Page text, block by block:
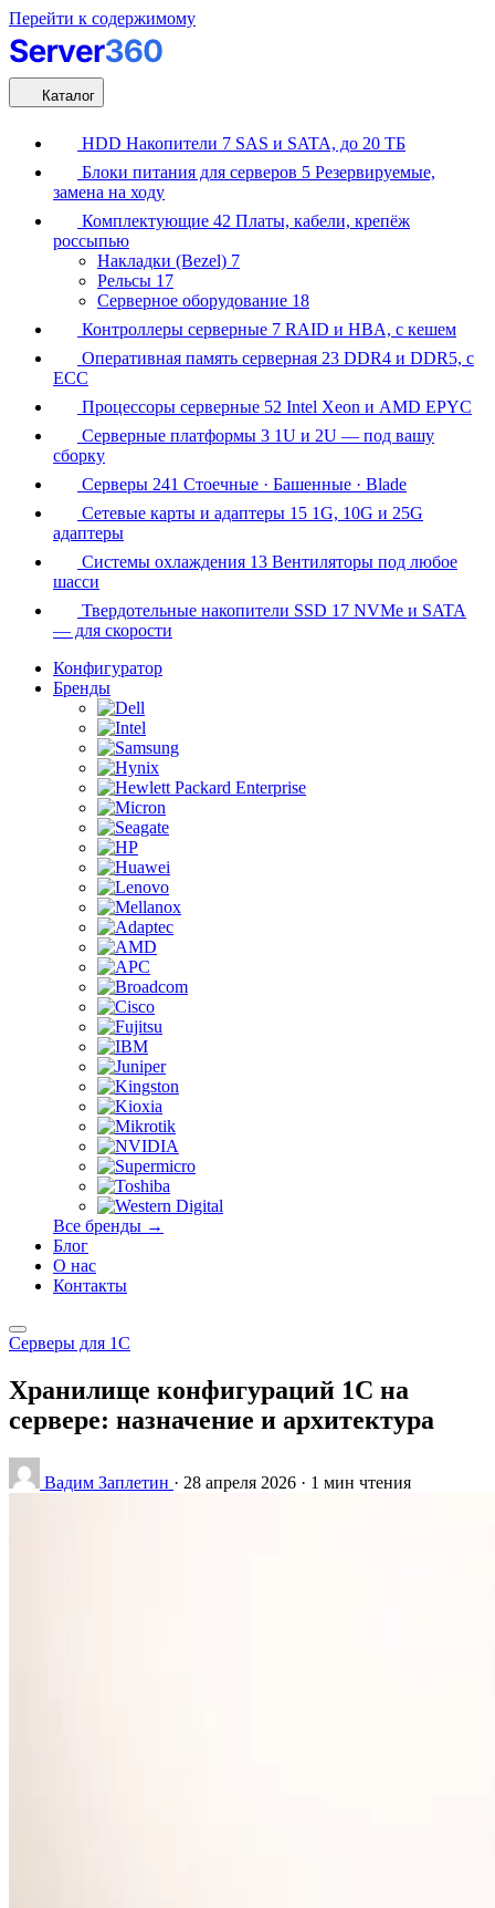
Перейти к содержимому
Каталог
HDD Накопители 7 SAS и SATA, до 20 ТБ
Блоки питания для серверов 5 Резервируемые,
замена на ходу
Комплектующие 42 Платы, кабели, крепёж
россыпью
Накладки (Bezel) 7
Рельсы 17
Серверное оборудование 18
Контроллеры серверные 7 RAID и HBA, с кешем
Оперативная память серверная 23 DDR4 и DDR5, с
ECC
Процессоры серверные 52 Intel Xeon и AMD EPYC
Серверные платформы 3 1U и 2U — под вашу
сборку
Серверы 241 Стоечные · Башенные · Blade
Сетевые карты и адаптеры 15 1G, 10G и 25G
адаптеры
Системы охлаждения 13 Вентиляторы под любое
шасси
Твердотельные накопители SSD 17 NVMe и SATA
— для скорости
Конфигуратор
Бренды
Все бренды →
Блог
О нас
Контакты
Серверы для 1С
Хранилище конфигураций 1С на
сервере: назначение и архитектура
Вадим Заплетин · 28 апреля 2026 · 1 мин чтения